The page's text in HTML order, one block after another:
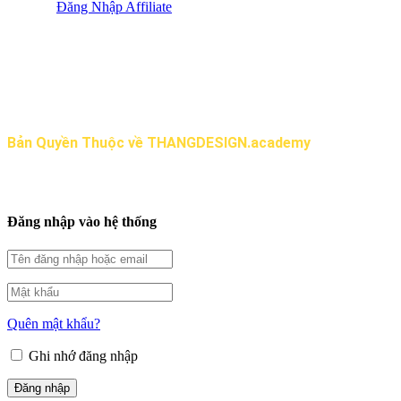
Đăng Nhập Affiliate
Bản Quyền Thuộc về THANGDESIGN.academy
Đăng nhập vào hệ thống
Quên mật khẩu?
Ghi nhớ đăng nhập